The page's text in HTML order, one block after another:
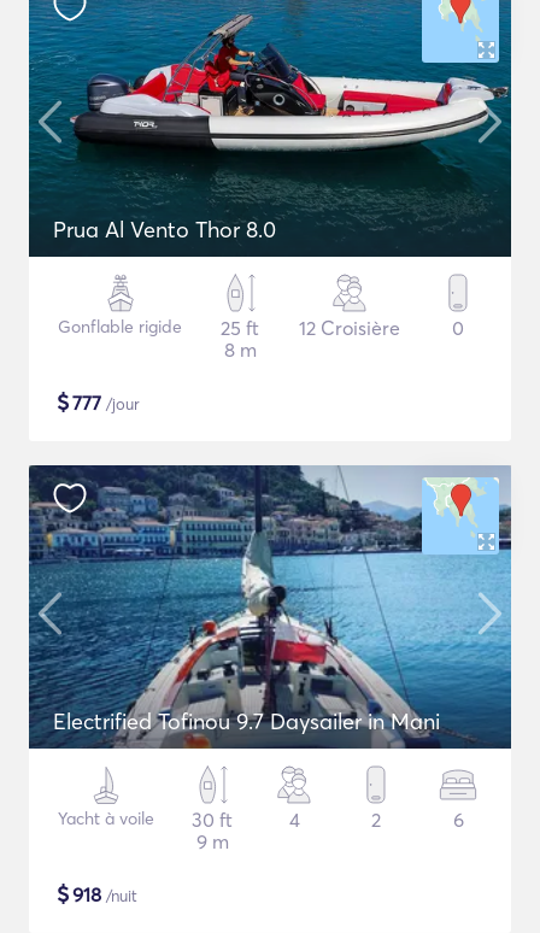
Prua Al Vento Thor 8.0
Gonflable rigide
25 ft
8 m
12 Croisière 0
$777 /jour
Electrified Tofinou 9.7 Daysailer in Mani
Yacht à voile
30 ft
9 m
4 2 6
$918 /nuit